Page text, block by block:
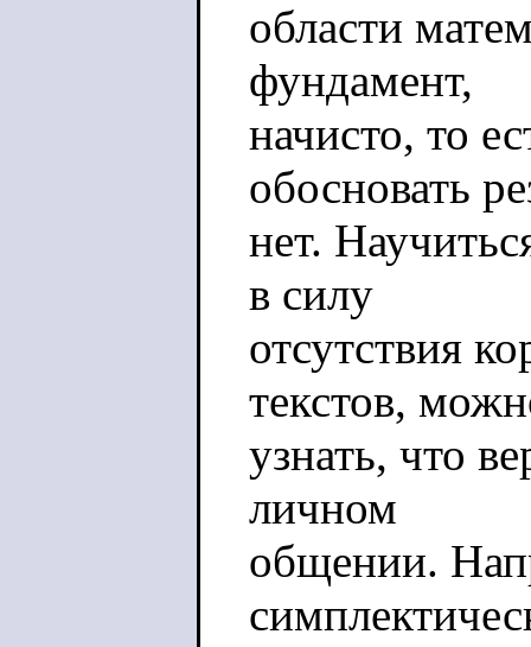
области
фундамент,
начисто, то
обосновать
нет.
в силу
отсутствия
текстов,
узнать, что
личном
общении.